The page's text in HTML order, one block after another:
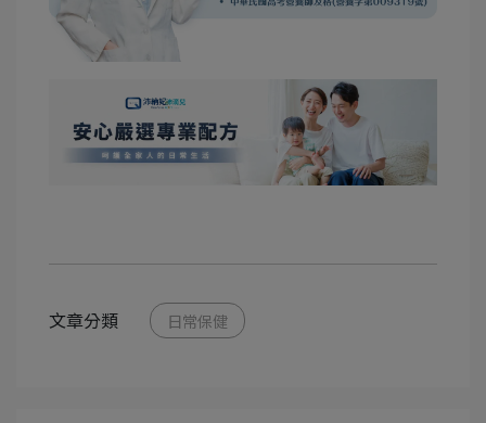
文章分類 日常保健